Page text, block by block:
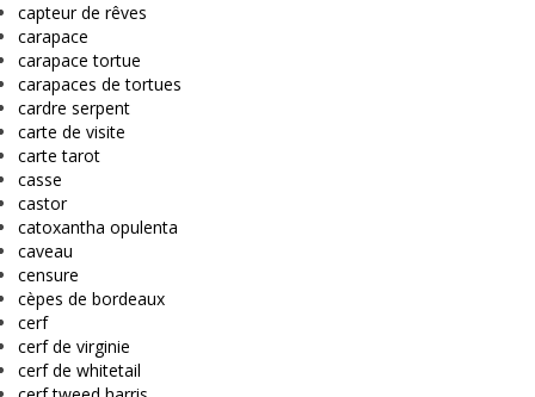
capteur de rêves
carapace
carapace tortue
carapaces de tortues
cardre serpent
carte de visite
carte tarot
casse
castor
catoxantha opulenta
caveau
censure
cèpes de bordeaux
cerf
cerf de virginie
cerf de whitetail